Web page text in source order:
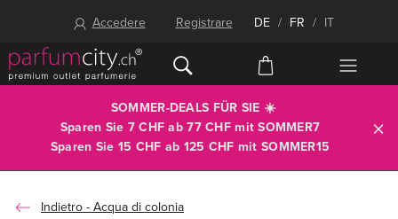
Accedere Registrare DE / FR / IT
SOMMER-DEALS FÜR SIE ☀️
Sparen Sie 7 CHF ab 77 CHF mitSOMMER7
Sparen Sie 15 CHF ab 125 CHF mit SOMMER15
Acqua di colonia